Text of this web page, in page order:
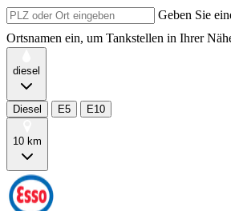
Geben Sie
Ortsnamen ein, um Tankstellen in Ihrer
diesel
Diesel E5 E10
10 km